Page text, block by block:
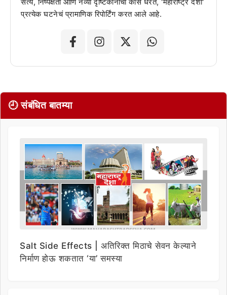
प्रत्येक घटनेचं प्रामाणिक रिपोर्टिंग करत आले आहे.
🕘 संबंधित बातम्या
Salt Side Effects | अतिरिक्त मिठाचे सेवन केल्याने
निर्माण होऊ शकतात ‘या’ समस्या